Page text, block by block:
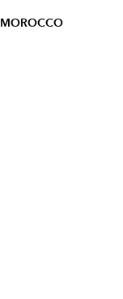
MOROCCO